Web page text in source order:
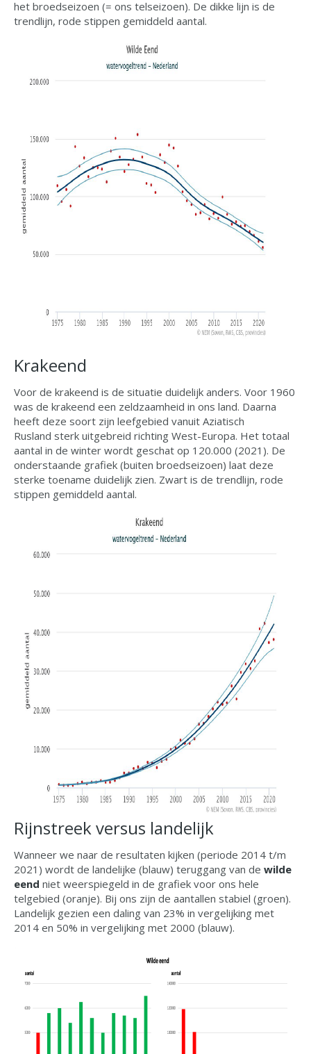
het broedseizoen (= ons telseizoen). De dikke lijn is de
trendlijn, rode stippen gemiddeld aantal.
Krakeend
Voor de krakeend is de situatie duidelijk anders. Voor 1960
was de krakeend een zeldzaamheid in ons land. Daarna
heeft deze soort zijn leefgebied vanuit Aziatisch
Rusland sterk uitgebreid richting West-Europa. Het totaal
aantal in de winter wordt geschat op 120.000 (2021). De
onderstaande grafiek (buiten broedseizoen) laat deze
sterke toename duidelijk zien. Zwart is de trendlijn, rode
stippen gemiddeld aantal.
Rijnstreek versus landelijk
Wanneer we naar de resultaten kijken (periode 2014 t/m
2021) wordt de landelijke (blauw) teruggang van de wilde
eend niet weerspiegeld in de grafiek voor ons hele
telgebied (oranje). Bij ons zijn de aantallen stabiel (groen).
Landelijk gezien een daling van 23% in vergelijking met
2014 en 50% in vergelijking met 2000 (blauw).